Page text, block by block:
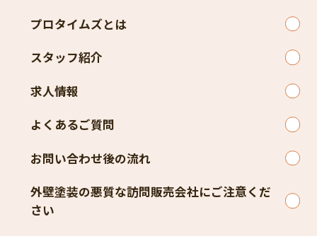
プロタイムズとは
スタッフ紹介
求人情報
よくあるご質問
お問い合わせ後の流れ
外壁塗装の悪質な訪問販売会社にご注意くだ
さい